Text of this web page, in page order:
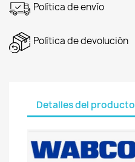
Política de envío
Política de devolución
Detalles del producto